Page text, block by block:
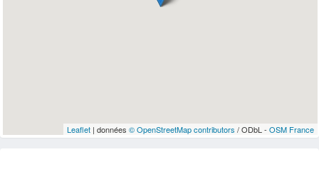
Leaflet| données © OpenStreetMap contributors / ODbL - OSM France